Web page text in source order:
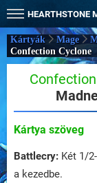
HEARTHSTONE
Kártyák Mage
Confection Cyclone
Kártya szöveg
Battlecry: Két 1/
a kezedbe.